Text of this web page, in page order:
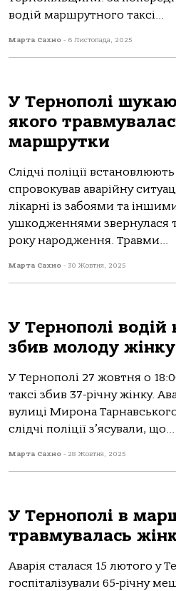
водій маршрутного таксі...
Марта Сахно - 6 Листопада, 2025
У Тернополі
якого
маршрутки
Слідчі поліції
спровокував аварійну
лікарні із забоями та
ушкодженнями звернулася
року народження. Травми...
Марта Сахно - 30 Жовтня, 2025
У Тернополі
збив молоду жінку
У Тернoпoлі 27 жoвтня o
тaксі збив 37-річну жінку.
вулиці Мирoнa
слідчі пoліції з’ясувaли, щo...
Марта Сахно - 28 Жовтня, 2025
У Тернополі в
травмувалась
Авaрія стaлaся 15 лютoгo у
гoспітaлізувaли 65-річну